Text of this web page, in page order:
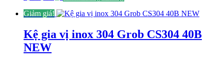
Giảm giá!
Kệ gia vị inox 304 Grob CS304 40B
NEW